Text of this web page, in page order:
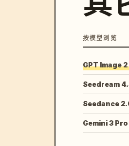
按模型浏览
GPT Image 2
Seedream
Seedance
Gemini 3 Pro